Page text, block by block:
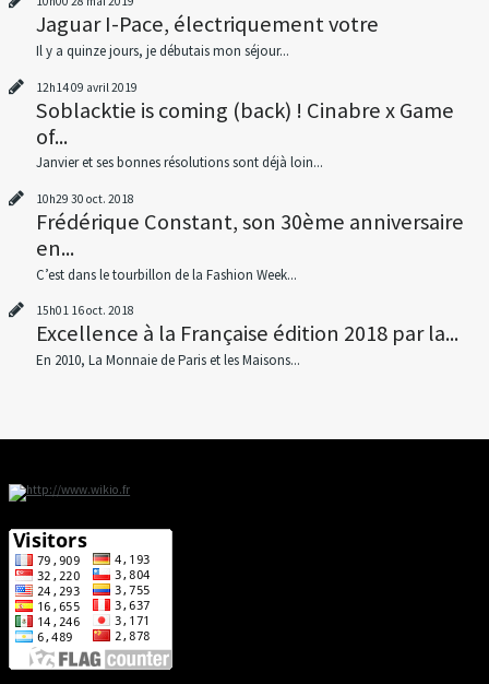
Jaguar I-Pace, électriquement votre
Il y a quinze jours, je débutais mon séjour...
12h1409 avril 2019
Soblacktie is coming (back) ! Cinabre x Game
of...
Janvier et ses bonnes résolutions sont déjà loin...
10h29 30 oct. 2018
Frédérique Constant, son 30ème anniversaire
en...
C’est dans le tourbillon de la Fashion Week...
15h01 16oct. 2018
Excellence à la Française édition 2018 par la...
En 2010, La Monnaie de Paris et les Maisons...